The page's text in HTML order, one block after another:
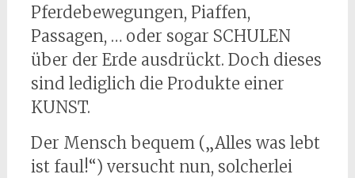
Pferdebewegungen, Piaffen,
Passagen, … oder sogar SCHULEN
über der Erde ausdrückt. Doch dieses
sind lediglich die Produkte einer
KUNST.
Der Mensch bequem („Alles was lebt
ist faul!“) versucht nun, solcherlei